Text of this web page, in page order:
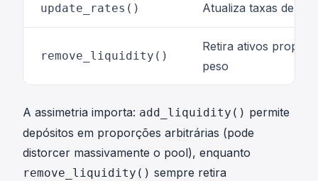
l
o
update_rates() Atualiza taxas de
remove_liquidity()
Retira ativos
peso
A assimetria importa: add_liquidity() permite
depósitos em proporções arbitrárias (pode
distorcer massivamente o pool), enquanto
remove_liquidity() sempre retira